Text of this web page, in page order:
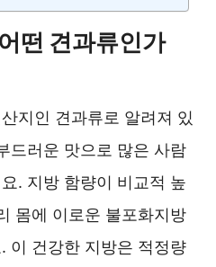
떤 견과류인가
지인 견과류로 알려져 있
드러운 맛으로 많은 사람
. 지방 함량이 비교적 높
몸에 이로운 불포화지방
이 건강한 지방은 적정량